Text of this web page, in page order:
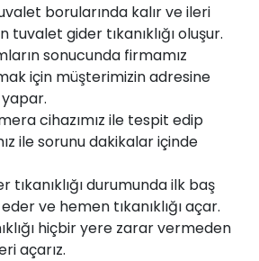
borularında kalır ve ileri
tuvalet gider tıkanıklığı oluşur.
sonucunda firmamız
için müşterimizin adresine
cihazımız ile tespit edip
ile sorunu dakikalar içinde
tıkanıklığı durumunda ilk baş
ve hemen tıkanıklığı açar.
hiçbir yere zarar vermeden
açarız.